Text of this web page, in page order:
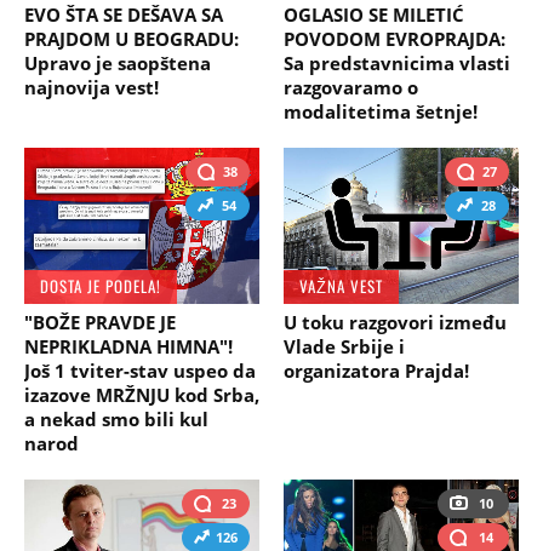
EVO ŠTA SE DEŠAVA SA
PRAJDOM U BEOGRADU:
Upravo je saopštena
najnovija vest!
OGLASIO SE MILETIĆ
POVODOM EVROPRAJDA:
Sa predstavnicima vlasti
razgovaramo o
modalitetima šetnje!
38
54
DOSTA JE PODELA!
"BOŽE PRAVDE JE
NEPRIKLADNA HIMNA"!
Još 1 tviter-stav uspeo da
izazove MRŽNJU kod Srba,
a nekad smo bili kul
narod
27
28
VAŽNA VEST
U toku razgovori između
Vlade Srbije i
organizatora Prajda!
23
126
10
14